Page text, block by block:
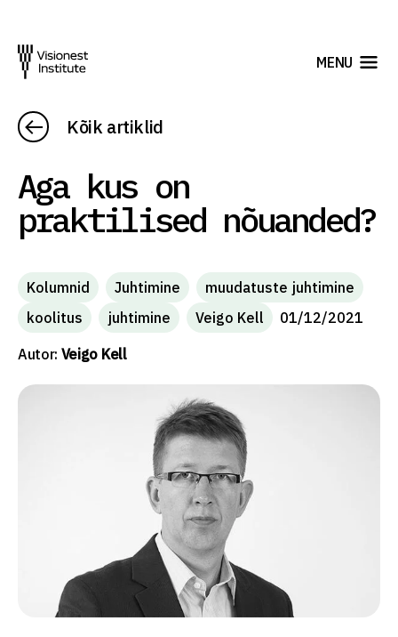
MENU
Kõik artiklid
Aga kus on
praktilised nõuanded?
Kolumnid Juhtimine
muudatuste juhtimine
koolitus
juhtimine Veigo Kell 01/12/2021
Autor: Veigo Kell